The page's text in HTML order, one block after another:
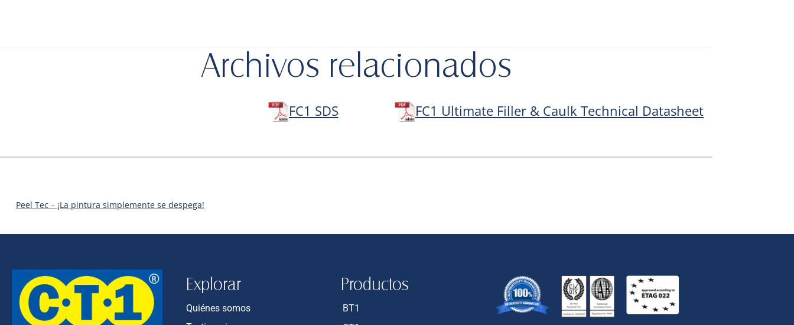
Archivos relacionados
FC1 SDS FC1 Ultimate Filler & Caulk Technical Datasheet
Peel Tec – ¡La pintura simplemente se despega!
Explorar
Quiénes somos
Productos
BT1